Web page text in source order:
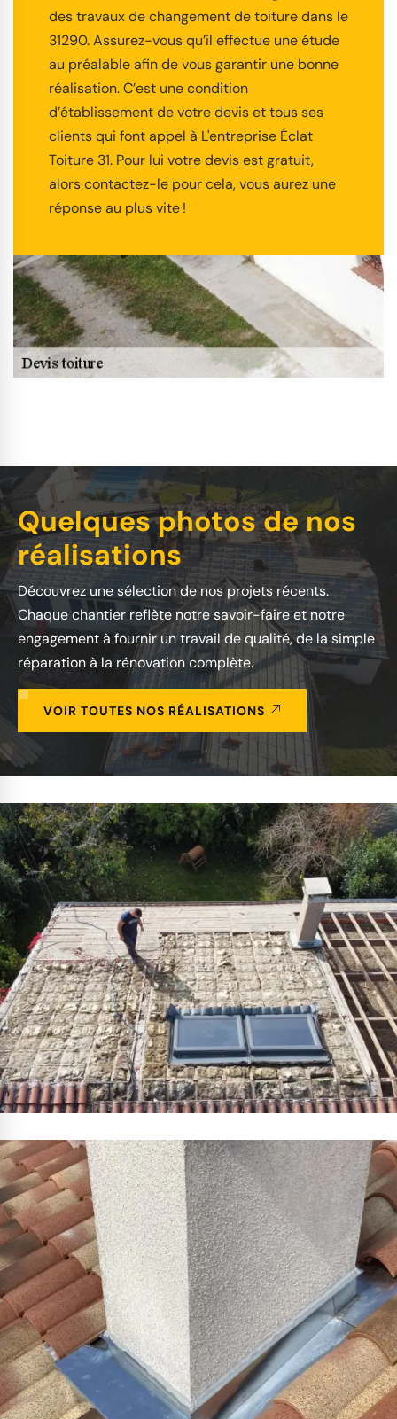
des travaux de changement de toiture dans le
31290. Assurez-vous qu’il effectue une étude
au préalable afin de vous garantir une bonne
réalisation. C’est une condition
d’établissement de votre devis et tous ses
clients qui font appel à L'entreprise Éclat
Toiture 31. Pour lui votre devis est gratuit,
alors contactez-le pour cela, vous aurez une
réponse au plus vite !
Quelques photos de nos
réalisations
Découvrez une sélection de nos projets récents.
Chaque chantier reflète notre savoir-faire et notre
engagement à fournir un travail de qualité, de la simple
réparation à la rénovation complète.
VOIR TOUTES NOS RÉALISATIONS